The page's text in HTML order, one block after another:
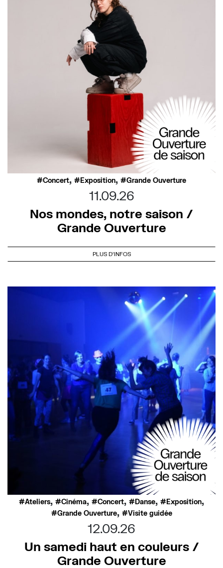
Concert, Exposition, Grande Ouverture
11.09.26
Nos mondes, notre saison /
Grande Ouverture
PLUS D'INFOS
Ateliers, Cinéma, Concert, Danse, Exposition,
Grande Ouverture, Visite guidée
12.09.26
Un samedi haut en couleurs /
Grande Ouverture